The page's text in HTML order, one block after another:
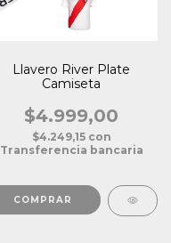
Llavero River Plate
Camiseta
$4.999,00
$4.249,15 con
Transferencia bancaria